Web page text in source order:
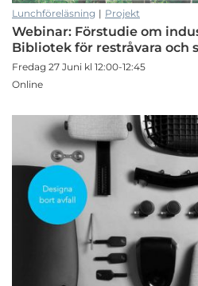
Lunchföreläsning | Projekt
Webinar: Förstudie om
Bibliotek för restråvara och
Fredag 27 Juni kl 12:00-12:45
Online